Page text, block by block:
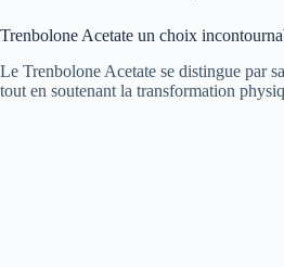
Trenbolone Acetate un choix
Le Trenbolone Acetate se distingue par
tout en soutenant la transformation